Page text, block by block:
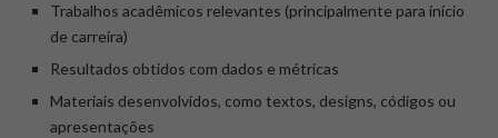
Trabalhos acadêmicos relevantes (principalmente para início
de carreira)
Resultados obtidos com dados e métricas
Materiais desenvolvidos, como textos, designs, códigos ou
apresentações